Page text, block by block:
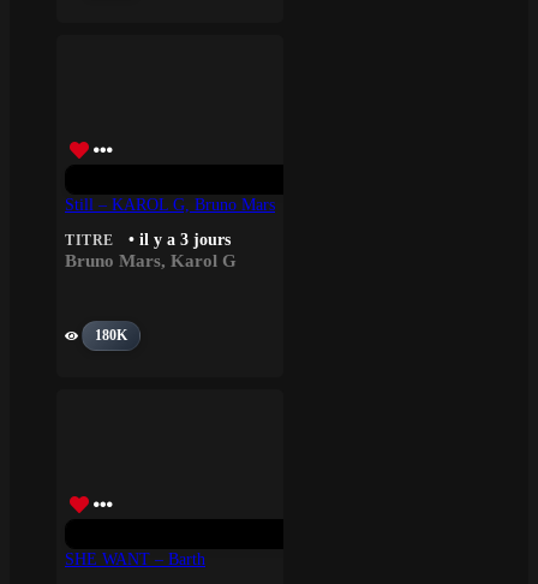
Still – KAROL G, Bruno Mars
TITRE • il y a 3 jours
Bruno Mars, Karol G
180K
SHE WANT – Barth